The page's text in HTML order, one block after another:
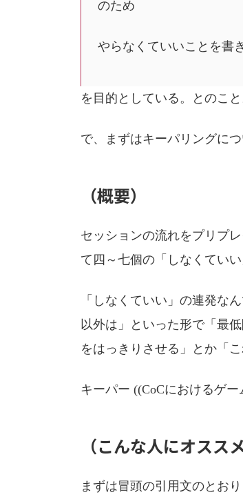
のため
やらなくていいことを書
を目的としている。とのこと
で、まずはキーパリングにつ
（概要）
セッションの流れをプリプ
て四～七個の「しなくてい
「しなくていい」の連発
以外は」といった形で「最
をはっきりさせる」とか「
キーパー ((CoCにおけるゲ
（こんな人にオススメ
まずは冒頭の引用文のとお